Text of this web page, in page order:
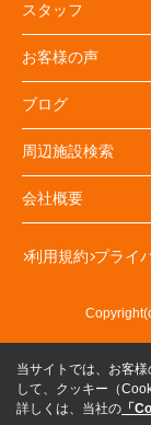
スタッフ
お客様の声
ブログ
周辺施設検索
会社概要
利用規約 プライ
当サイトでは、お客
して、クッキー（
詳しくは、当社の 「